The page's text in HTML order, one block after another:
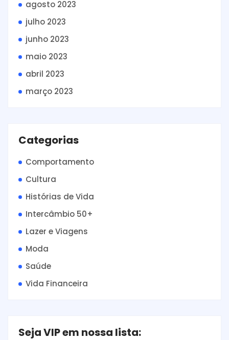
agosto 2023
julho 2023
junho 2023
maio 2023
abril 2023
março 2023
Categorias
Comportamento
Cultura
Histórias de Vida
Intercâmbio 50+
Lazer e Viagens
Moda
Saúde
Vida Financeira
Seja VIP em nossa lista: